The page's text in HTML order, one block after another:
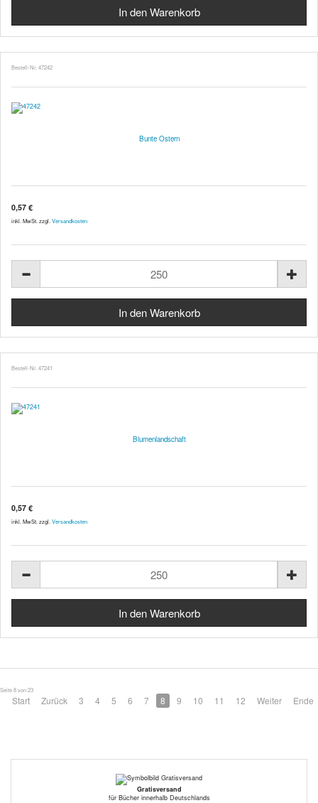
Bestell-Nr. 47242
Bunte Ostern
0,57 €
inkl. MwSt. zzgl. Versandkosten
Bestell-Nr. 47241
Blumenlandschaft
0,57 €
inkl. MwSt. zzgl. Versandkosten
Seite 8 von 23
Start Zurück 3 4 5 6 7 8 9 10 11 12 Weiter Ende
Gratisversand
für Bücher innerhalb Deutschlands